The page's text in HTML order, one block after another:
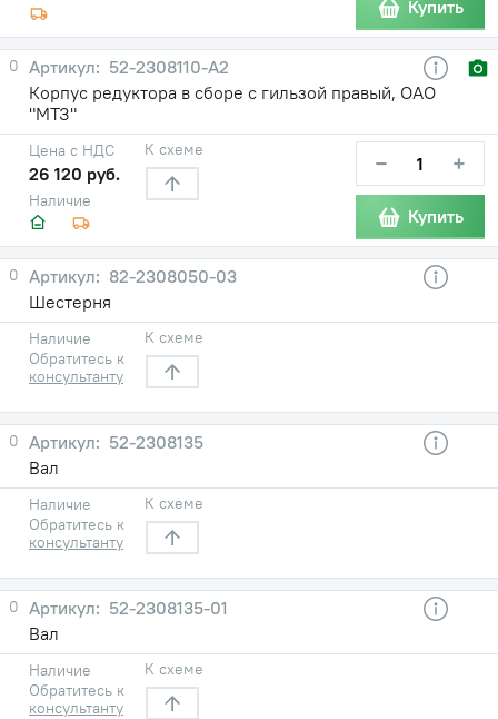
Купить
0
52-2308110-А2
Корпус редуктора в сборе с гильзой правый, ОАО
"МТЗ"
Наличие
Цена с НДС
26 120 руб.
К схеме − +
Купить
0
82-2308050-03
Шестерня
Наличие
Обратитесь к
консультанту
К схеме
0
52-2308135
Вал
Наличие
Обратитесь к
консультанту
К схеме
0
52-2308135-01
Вал
Наличие
Обратитесь к
консультанту
К схеме